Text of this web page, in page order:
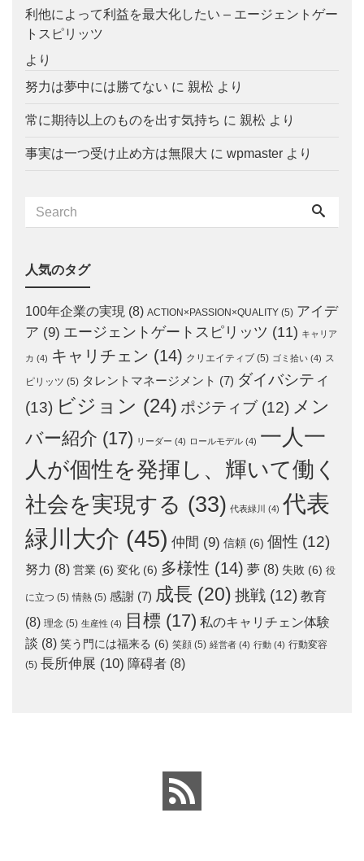
利他によって利益を最大化したい – エージェントゲー
トスピリッツ
より
努力は夢中には勝てない に 親松 より
常に期待以上のものを出す気持ち に 親松 より
事実は一つ受け止め方は無限大 に wpmaster より
人気のタグ
100年企業の実現 (8) ACTION×PASSION×QUALITY (5) アイデ
ア (9) エージェントゲートスピリッツ (11) キャリア
カ (4) キャリチェン (14) クリエイティブ (5) ゴミ拾い (4) ス
ピリッツ (5) タレントマネージメント (7) ダイバシティ
(13) ビジョン (24) ポジティブ (12) メン
バー紹介 (17) リーダー (4) ロールモデル (4) 一人一
人が個性を発揮し、輝いて働く
社会を実現する (33) 代表緑川 (4) 代表
緑川大介 (45) 仲間 (9) 信頼 (6) 個性 (12)
努力 (8) 営業 (6) 変化 (6) 多様性 (14) 夢 (8) 失敗 (6) 役
に立つ (5) 情熱 (5) 感謝 (7) 成長 (20) 挑戦 (12) 教育
(8) 理念 (5) 生産性 (4) 目標 (17) 私のキャリチェン体験
談 (8) 笑う門には福来る (6) 笑顔 (5) 経営者 (4) 行動 (4) 行動変容
(5) 長所伸展 (10) 障碍者 (8)